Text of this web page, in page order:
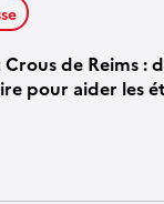
de Reims :
pour aider les